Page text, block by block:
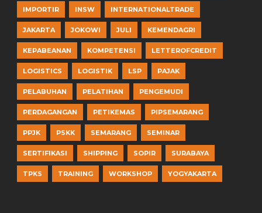
IMPORTIR INSW INTERNATIONALTRADE
JAKARTA JOKOWI JULI KEMENDAGRI
KEPABEANAN KOMPETENSI LETTEROFCREDIT
LOGISTICS LOGISTIK LSP PAJAK
PELABUHAN PELATIHAN PENGEMUDI
PERDAGANGAN PETIKEMAS PIPSEMARANG
PPJK PSKK SEMARANG SEMINAR
SERTIFIKASI SHIPPING SOPIR SURABAYA
TPKS TRAINING WORKSHOP YOGYAKARTA